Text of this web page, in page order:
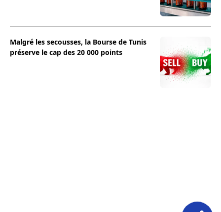
Malgré les secousses, la Bourse de Tunis
préserve le cap des 20 000 points